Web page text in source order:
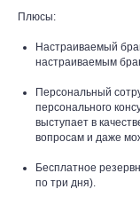
Плюсы:
Настраиваемый
настраиваемым
Персональный
персонального
выступает в
вопросам и даже
Бесплатное
по три дня).